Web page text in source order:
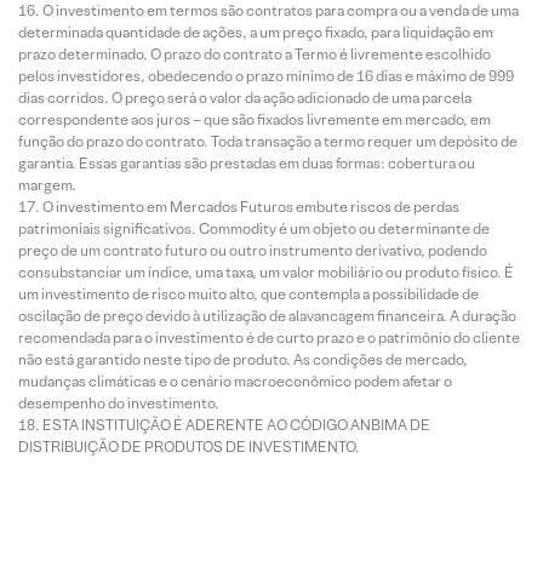
O investimento em termos são contratos para compra ou a venda de uma
determinada quantidade de ações, a um preço fixado, para liquidação em
prazo determinado. O prazo do contrato a Termo é livremente escolhido
pelos investidores, obedecendo o prazo mínimo de 16 dias e máximo de 999
dias corridos. O preço será o valor da ação adicionado de uma parcela
correspondente aos juros – que são fixados livremente em mercado, em
função do prazo do contrato. Toda transação a termo requer um depósito de
garantia. Essas garantias são prestadas em duas formas: cobertura ou
margem.
O investimento em Mercados Futuros embute riscos de perdas
patrimoniais significativos. Commodity é um objeto ou determinante de
preço de um contrato futuro ou outro instrumento derivativo, podendo
consubstanciar um índice, uma taxa, um valor mobiliário ou produto físico. É
um investimento de risco muito alto, que contempla a possibilidade de
oscilação de preço devido à utilização de alavancagem financeira. A duração
recomendada para o investimento é de curto prazo e o patrimônio do cliente
não está garantido neste tipo de produto. As condições de mercado,
mudanças climáticas e o cenário macroeconômico podem afetar o
desempenho do investimento.
ESTA INSTITUIÇÃO É ADERENTE AO CÓDIGO ANBIMA DE
DISTRIBUIÇÃO DE PRODUTOS DE INVESTIMENTO.